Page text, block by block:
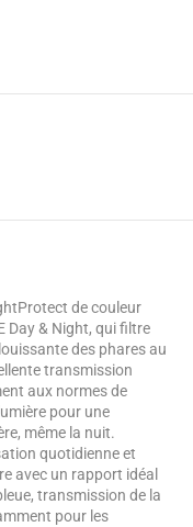
de couleur
Day & Night, qui filtre
des phares au
transmission
aux normes de
pour une
même la nuit.
quotidienne et
avec un rapport idéal
transmission de la
pour les